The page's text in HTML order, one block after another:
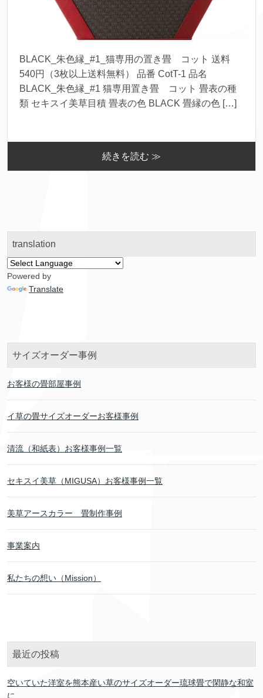
BLACK_朱色縁_#1_猫専用の置き畳 コット 送料
540円（3枚以上送料無料） 品番 CotT-1 品名
BLACK_朱色縁_#1 猫専用置き畳 コット 畳表の種
類 セキスイ美草目積 畳表の色 BLACK 畳縁の色 […]
続きを読む ≫
translation
Powered by
Translate
サイズオーダー事例
お客様の畳部屋事例
イ草の畳サイズオーダーお客様事例
清流（和紙表）お客様事例一覧
セキスイ美草（MIGUSA）お客様事例一覧
美草アースカラー 畳制作事例
事業案内
私たちの想い（Mission）
最近の投稿
空いていた洋室を熊本産い草のサイズオーダー琉球畳で閑静な和室
に